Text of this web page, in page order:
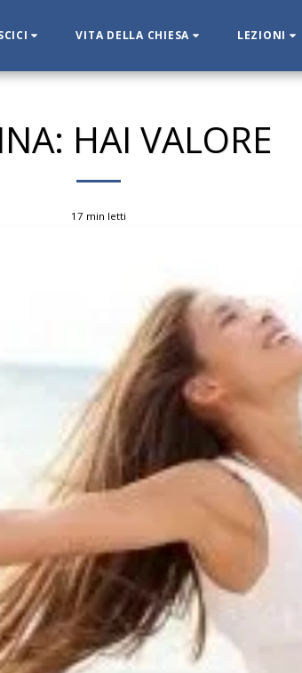
VITA DELLA CHIESA LEZIONI
HAI VALORE
17 min letti